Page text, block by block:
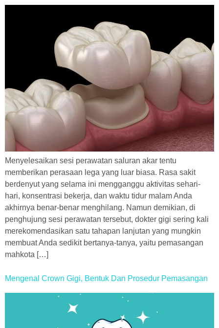
Menyelesaikan sesi perawatan saluran akar tentu
memberikan perasaan lega yang luar biasa. Rasa sakit
berdenyut yang selama ini mengganggu aktivitas sehari-
hari, konsentrasi bekerja, dan waktu tidur malam Anda
akhirnya benar-benar menghilang. Namun demikian, di
penghujung sesi perawatan tersebut, dokter gigi sering kali
merekomendasikan satu tahapan lanjutan yang mungkin
membuat Anda sedikit bertanya-tanya, yaitu pemasangan
mahkota […]
Mengenal Crown Gigi, Bentuk Dan Prosedur Pemasangan